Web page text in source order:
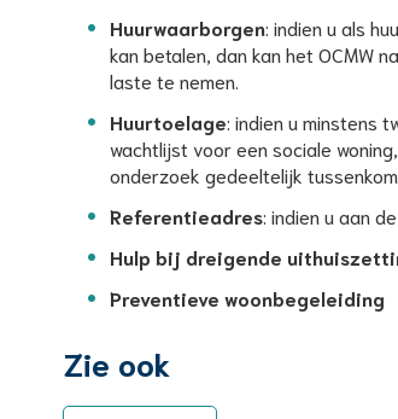
Huurwaarborgen: indien u als
kan betalen, dan kan het OCMW
laste te nemen.
Huurtoelage: indien u minstens
wachtlijst voor een sociale
onderzoek gedeeltelijk
Referentieadres: indien u aan
Hulp bij dreigende
Preventieve woonbegeleiding
Zie ook